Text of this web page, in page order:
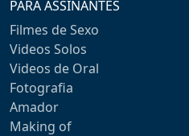
PARA ASSINANTES
Filmes de Sexo
Videos Solos
Videos de Oral
Fotografia
Amador
Making of